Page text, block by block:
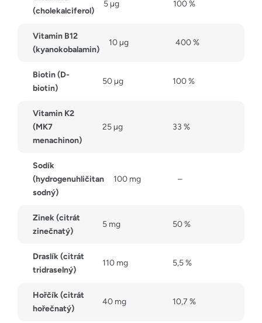
(cholekalciferol)
5 µg 100 %
Vitamin B12
(kyanokobalamin)
10 µg 400 %
Biotin (D-
biotin)
50 µg 100 %
Vitamin K2
(MK7
menachinon)
25 µg 33 %
Sodík
(hydrogenuhličitan
sodný)
100 mg –
Zinek (citrát
zinečnatý)
5 mg 50 %
Draslík (citrát
tridraselný)
110 mg 5,5 %
Hořčík (citrát
hořečnatý)
40 mg 10,7 %